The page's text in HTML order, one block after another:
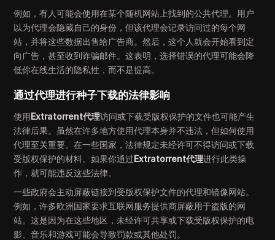
例如，有人可能会使用在某个随机网站上找到的公共代理。用户
以为代理会隐藏自己的身份，但该代理会记录访问过的每个网
站，并将这些数据出售给广告商。然后，这个人就会开始看到定
向广告，甚至收到诈骗邮件。这表明，选择错误的代理可能会降
低你在线生活的隐私性，而不是提高。
通过代理进行种子下载的法律影响
使用Extratorrent代理访问或下载受版权保护的文件也可能产生
法律后果。虽然在许多地方使用代理本身并不违法，但如何使用
代理至关重要。在一些国家，法律规定未经许可不得访问或下载
受版权保护的材料。如果你通过Extratorrent代理进行此类操
作，就可能违反这些法律。
一些政府会主动屏蔽链接到受版权保护文件的代理和镜像网站。
例如，许多欧洲国家要求互联网服务提供商屏蔽用于盗版的网
站。这是因为在这些地区，未经许可共享或下载受版权保护的电
影、音乐和游戏可能会导致罚款或其他处罚。